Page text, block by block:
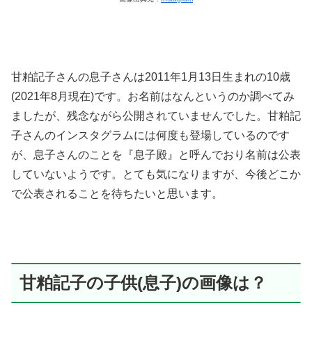
甘粕記子さんの息子さんは2011年1月13日生まれの10歳
(2021年8月現在)です。お名前はなんというのか調べてみ
ましたが、残念ながら公開されていませんでした。甘粕記
子さんのインスタグラムには何度も登場しているのです
が、息子さんのことを『息子殿』と呼んでおり名前は公表
していないようです。とても気になりますが、今後どこか
で公表されることを待ちたいと思います。
甘粕記子の子供(息子)の画像は？